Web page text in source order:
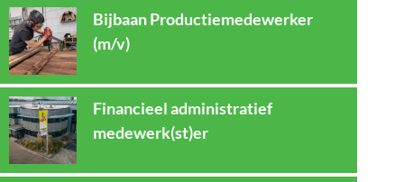
Bijbaan Productiemedewerker
(m/v)
Financieel administratief
medewerk(st)er